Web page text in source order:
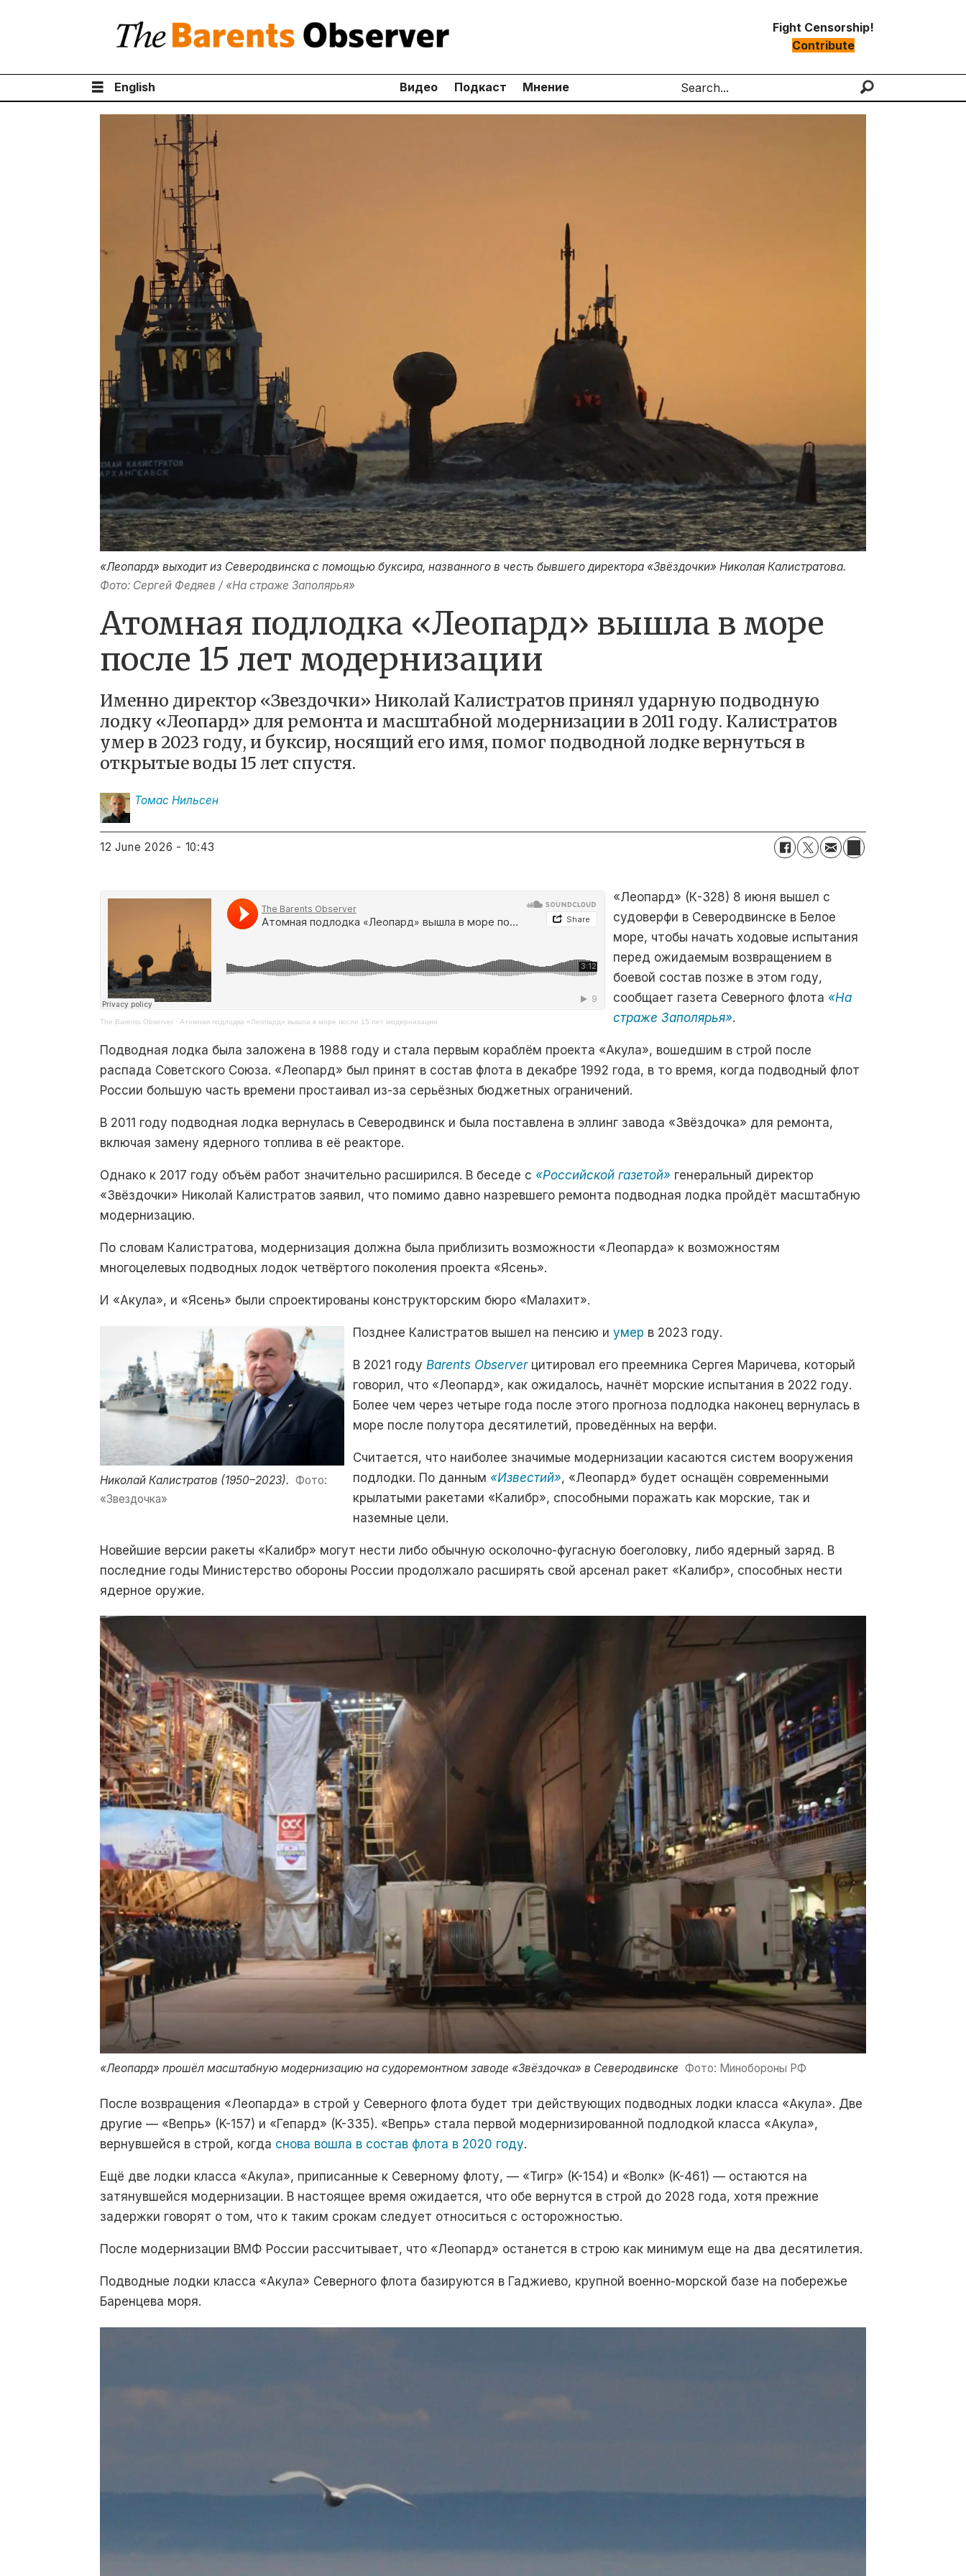
Fight Censorship!
Contribute
English Видео Подкаст Мнение
Search
«Леопард» выходит из Северодвинска с помощью буксира, названного в честь бывшего директора «Звёздочки» Николая Калистратова.
Фото: Сергей Федяев / «На страже Заполярья»
Атомная подлодка «Леопард» вышла в море
после 15 лет модернизации
Именно директор «Звездочки» Николай Калистратов принял ударную подводную
лодку «Леопард» для ремонта и масштабной модернизации в 2011 году. Калистратов
умер в 2023 году, и буксир, носящий его имя, помог подводной лодке вернуться в
открытые воды 15 лет спустя.
Томас Нильсен
12 June 2026 - 10:43
The Barents Observer · Атомная подлодка «Леопард» вышла в море после 15 лет модернизации
«Леопард» (К-328) 8 июня вышел с
судоверфи в Северодвинске в Белое
море, чтобы начать ходовые испытания
перед ожидаемым возвращением в
боевой состав позже в этом году,
сообщает газета Северного флота «На
страже Заполярья».
Подводная лодка была заложена в 1988 году и стала первым кораблём проекта «Акула», вошедшим в строй после
распада Советского Союза. «Леопард» был принят в состав флота в декабре 1992 года, в то время, когда подводный флот
России большую часть времени простаивал из-за серьёзных бюджетных ограничений.
В 2011 году подводная лодка вернулась в Северодвинск и была поставлена в эллинг завода «Звёздочка» для ремонта,
включая замену ядерного топлива в её реакторе.
Однако к 2017 году объём работ значительно расширился. В беседе с «Российской газетой» генеральный директор
«Звёздочки» Николай Калистратов заявил, что помимо давно назревшего ремонта подводная лодка пройдёт масштабную
модернизацию.
По словам Калистратова, модернизация должна была приблизить возможности «Леопарда» к возможностям
многоцелевых подводных лодок четвёртого поколения проекта «Ясень».
И «Акула», и «Ясень» были спроектированы конструкторским бюро «Малахит».
Николай Калистратов (1950–2023). Фото:
«Звездочка»
Позднее Калистратов вышел на пенсию и умер в 2023 году.
В 2021 году Barents Observerцитировал его преемника Сергея Маричева, который
говорил, что «Леопард», как ожидалось, начнёт морские испытания в 2022 году.
Более чем через четыре года после этого прогноза подлодка наконец вернулась в
море после полутора десятилетий, проведённых на верфи.
Считается, что наиболее значимые модернизации касаются систем вооружения
подлодки. По данным «Известий», «Леопард» будет оснащён современными
крылатыми ракетами «Калибр», способными поражать как морские, так и
наземные цели.
Новейшие версии ракеты «Калибр» могут нести либо обычную осколочно-фугасную боеголовку, либо ядерный заряд. В
последние годы Министерство обороны России продолжало расширять свой арсенал ракет «Калибр», способных нести
ядерное оружие.
«Леопард» прошёл масштабную модернизацию на судоремонтном заводе «Звёздочка» в Северодвинске Фото: Минобороны РФ
После возвращения «Леопарда» в строй у Северного флота будет три действующих подводных лодки класса «Акула». Две
другие — «Вепрь» (K-157) и «Гепард» (K-335). «Вепрь» стала первой модернизированной подлодкой класса «Акула»,
вернувшейся в строй, когда снова вошла в состав флота в 2020 году.
Ещё две лодки класса «Акула», приписанные к Северному флоту, — «Тигр» (K-154) и «Волк» (K-461) — остаются на
затянувшейся модернизации. В настоящее время ожидается, что обе вернутся в строй до 2028 года, хотя прежние
задержки говорят о том, что к таким срокам следует относиться с осторожностью.
После модернизации ВМФ России рассчитывает, что «Леопард» останется в строю как минимум еще на два десятилетия.
Подводные лодки класса «Акула» Северного флота базируются в Гаджиево, крупной военно-морской базе на побережье
Баренцева моря.